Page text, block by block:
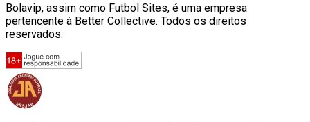
Bolavip, assim como Futbol Sites, é uma empresa
pertencente à Better Collective. Todos os direitos
reservados.